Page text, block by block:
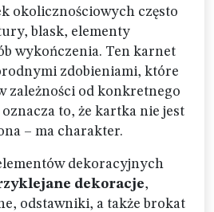
okolicznościowych często
blask, elementy
wykończenia. Ten karnet
zdobieniami, które
zależności od konkretnego
to, że kartka nie jest
– ma charakter.
dekoracyjnych
dekoracje,
odstawniki, a także brokat